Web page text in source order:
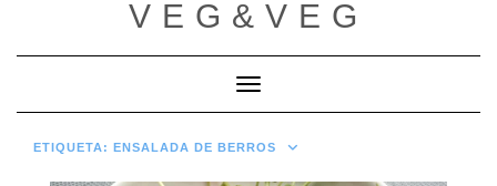
contenido
VEG&VEG
Cambiar modo de navegación
ETIQUETA: ENSALADA DE BERROS